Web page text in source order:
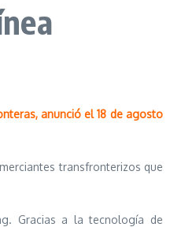
anunció el 18 de agosto
transfronterizos que
Gracias a la tecnología de